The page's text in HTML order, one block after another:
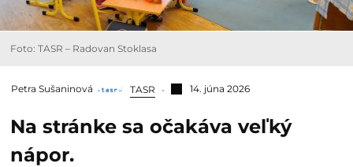
Foto: TASR – Radovan Stoklasa
Petra Sušaninová TASR 14. júna 2026
Na stránke sa očakáva veľký
nápor.